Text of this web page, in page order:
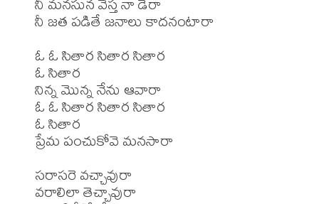
నీ జత పడితే జనాలు కాదనంటారా
ఓ ఓ సితార సితార సితార
ఓ సితార
నిన్న మొన్న నేను ఆవారా
ఓ ఓ సితార సితార సితార
ఓ సితార
ప్రేమ పంచుకోవె మనసారా
సరాసరె వచ్చావురా
వరాలిలా తెచ్చావురా